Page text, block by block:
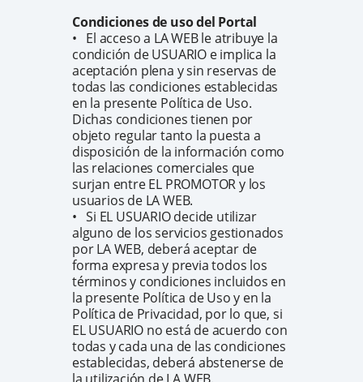
Condiciones de uso del Portal
• El acceso a LA WEB le atribuye la
condición de USUARIO e implica la
aceptación plena y sin reservas de
todas las condiciones establecidas
en la presente Política de Uso.
Dichas condiciones tienen por
objeto regular tanto la puesta a
disposición de la información como
las relaciones comerciales que
surjan entre EL PROMOTOR y los
usuarios de LA WEB.
• Si EL USUARIO decide utilizar
alguno de los servicios gestionados
por LA WEB, deberá aceptar de
forma expresa y previa todos los
términos y condiciones incluidos en
la presente Política de Uso y en la
Política de Privacidad, por lo que, si
EL USUARIO no está de acuerdo con
todas y cada una de las condiciones
establecidas, deberá abstenerse de